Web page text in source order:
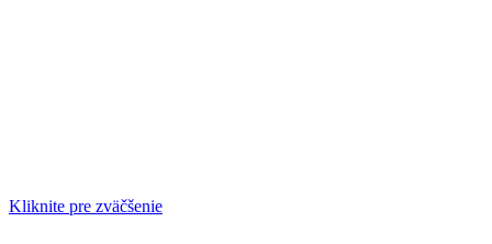
Kliknite pre zväčšenie